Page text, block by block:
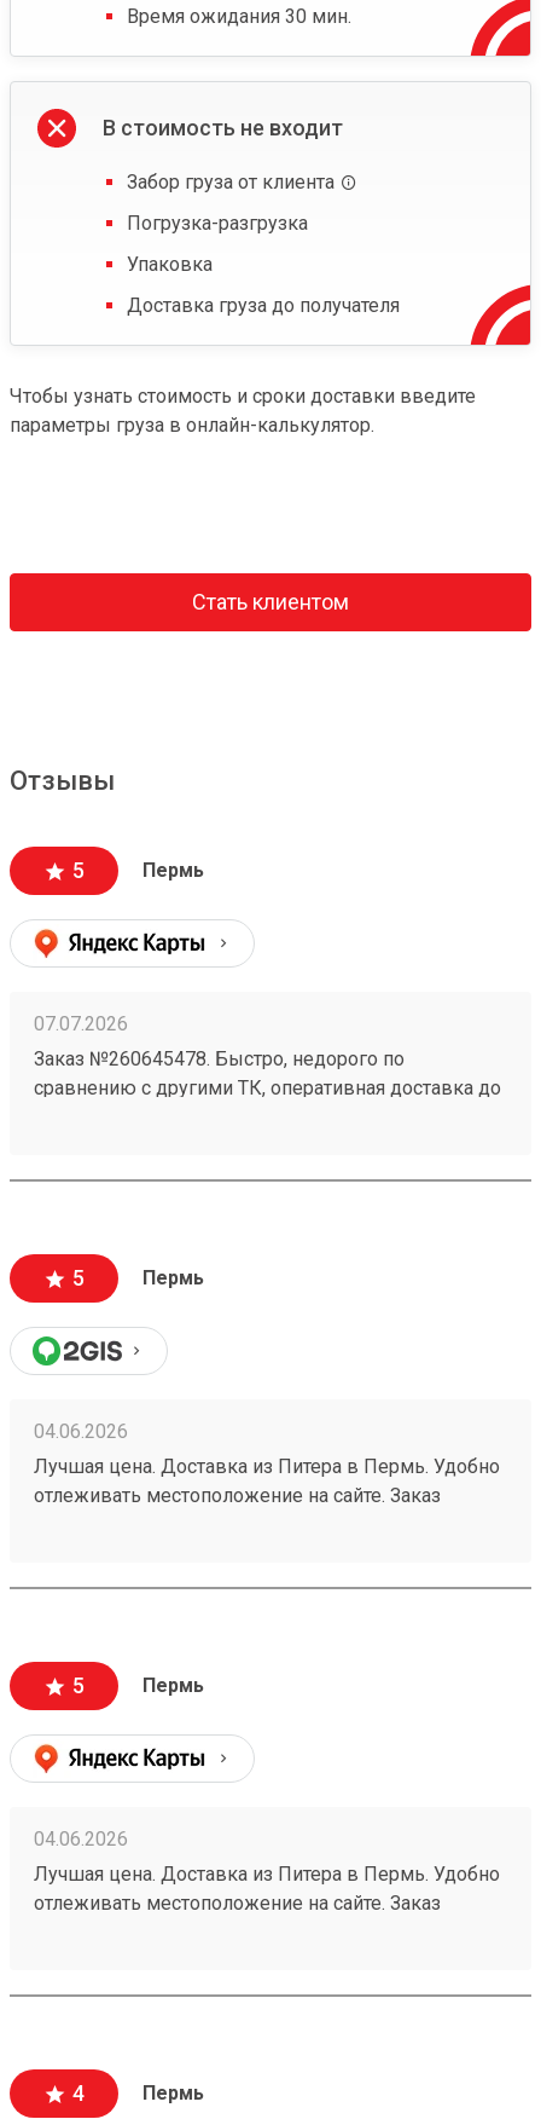
Время ожидания 30 мин.
В стоимость не входит
Забор груза от клиента
Погрузка-разгрузка
Упаковка
Доставка груза до получателя
Чтобы узнать стоимость и сроки доставки введите
параметры груза в онлайн-калькулятор.
Стать клиентом
Отзывы
5 Пермь
07.07.2026
Заказ №260645478. Быстро, недорого по
сравнению с другими ТК, оперативная доставка до
5 Пермь
04.06.2026
Лучшая цена. Доставка из Питера в Пермь. Удобно
отлеживать местоположение на сайте. Заказ
5 Пермь
04.06.2026
Лучшая цена. Доставка из Питера в Пермь. Удобно
отлеживать местоположение на сайте. Заказ
4 Пермь